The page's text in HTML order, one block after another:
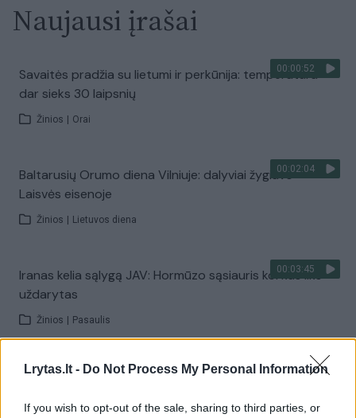
Lrytas.lt - Do Not Process My Personal Information
If you wish to opt-out of the sale, sharing to third parties, or
Naujausi įrašai
00:00:52
Savaitės pradžia su lietumi ir perkūnija: temperatūra
dar sieks 30 laipsnių
Žinios Orai
00:02:04
Baltarusių Orumo diena Vilniuje: dalyviai žygiavo
Laisvės eisenoje
Žinios Lietuvos diena
00:03:45
Iranas kelia sąlygą JAV: Hormūzo sąsiauris kol kas liks
uždarytas
Žinios Pasaulis
00:01:44
Rupkalviuose su dalgiais stojo į kovą: paskelbti Metų